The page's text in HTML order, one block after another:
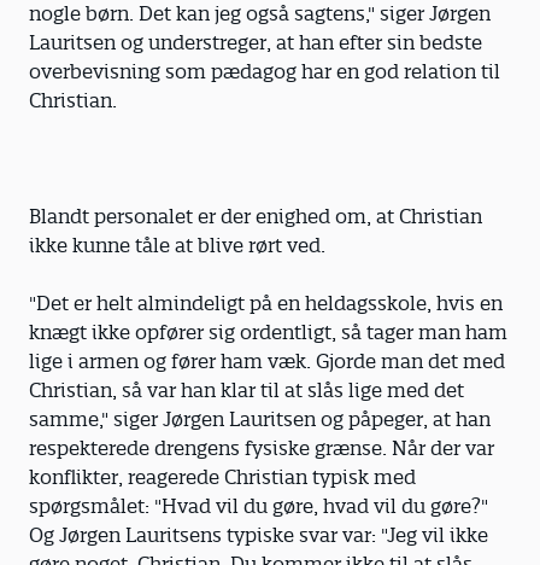
nogle børn. Det kan jeg også sagtens," siger Jørgen
Lauritsen og understreger, at han efter sin bedste
overbevisning som pædagog har en god relation til
Christian.
Blandt personalet er der enighed om, at Christian
ikke kunne tåle at blive rørt ved.
"Det er helt almindeligt på en heldagsskole, hvis en
knægt ikke opfører sig ordentligt, så tager man ham
lige i armen og fører ham væk. Gjorde man det med
Christian, så var han klar til at slås lige med det
samme," siger Jørgen Lauritsen og påpeger, at han
respekterede drengens fysiske grænse. Når der var
konflikter, reagerede Christian typisk med
spørgsmålet: "Hvad vil du gøre, hvad vil du gøre?"
Og Jørgen Lauritsens typiske svar var: "Jeg vil ikke